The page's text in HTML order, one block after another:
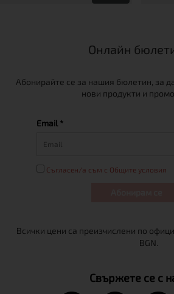
Онлайн
Абонирайте се за нашия бюлетин, за
нови продукти и
Email *
Съгласен/а съм с Общите условия
Свържете се с